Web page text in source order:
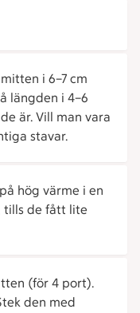
i 6–7 cm
längden i 4–6
är. Vill man vara
stavar.
hög värme i en
tills de fått lite
(för 4 port).
den med